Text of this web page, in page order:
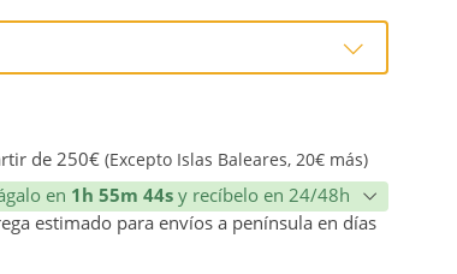
de 250€ (Excepto Islas Baleares, 20€ más)
en 1h 55m 43s y recíbelo en 24/48h
estimado para envíos a península en días